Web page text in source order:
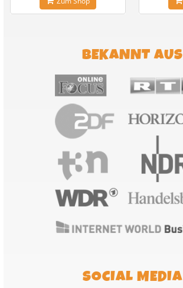
BEKANNT AUS
SOCIAL MEDIA